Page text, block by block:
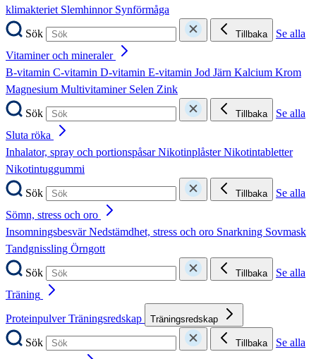
klimakteriet Slemhinnor Synförmåga
Sök
Tillbaka
Se alla
Vitaminer och mineraler
B-vitamin C-vitamin D-vitamin E-vitamin Jod Järn Kalcium Krom
Magnesium Multivitaminer Selen Zink
Sök
Tillbaka
Se alla
Sluta röka
Inhalator, spray och portionspåsarNikotinplåsterNikotintabletter
Nikotintuggummi
Sök
Tillbaka
Se alla
Sömn, stress och oro
InsomningsbesvärNedstämdhet, stress och oro Snarkning Sovmask
Tandgnissling Örngott
Sök
Tillbaka
Se alla
Träning
ProteinpulverTräningsredskap Träningsredskap
Sök Tillbaka
Se alla